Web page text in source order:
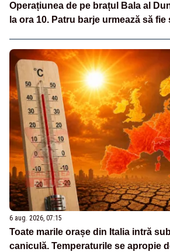
Operațiunea de pe brațul Bala al
la ora 10. Patru barje urmează să
6 aug. 2026, 07:15
Toate marile orașe din Italia intră
caniculă. Temperaturile se apropie